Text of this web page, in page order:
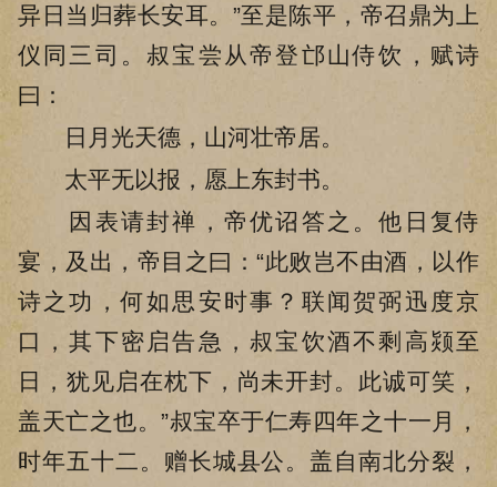
异日当归葬长安耳。”至是陈平，帝召鼎为上
仪同三司。叔宝尝从帝登邙山侍饮，赋诗
曰：
日月光天德，山河壮帝居。
太平无以报，愿上东封书。
因表请封禅，帝优诏答之。他日复侍
宴，及出，帝目之曰：“此败岂不由酒，以作
诗之功，何如思安时事？联闻贺弼迅度京
口，其下密启告急，叔宝饮酒不剩高颎至
日，犹见启在枕下，尚未开封。此诚可笑，
盖天亡之也。”叔宝卒于仁寿四年之十一月，
时年五十二。赠长城县公。盖自南北分裂，